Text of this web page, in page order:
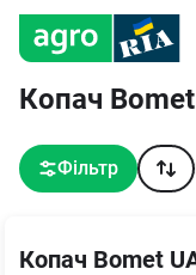
Копач
Фільтр
Копач Bomet